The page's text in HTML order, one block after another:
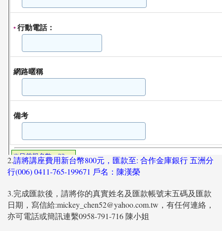
2.請將講座費用新台幣800元，匯款至: 合作金庫銀行 五洲分
行(006) 0411-765-199671 戶名：陳漢榮
3.完成匯款後，請將你的真實姓名及匯款帳號末五碼及匯款
日期，寫信給:mickey_chen52@yahoo.com.tw，有任何連絡，
亦可電話或簡訊連繫0958-791-716 陳小姐